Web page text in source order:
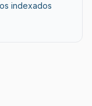
indexados